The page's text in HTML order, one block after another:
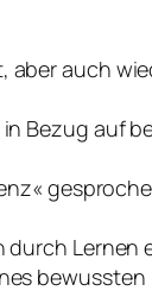
auch
Bezug auf
bewussten